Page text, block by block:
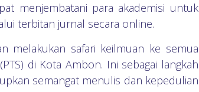
menjembatani para akademisi untuk
terbitan jurnal secara online.
melakukan safari keilmuan ke semua
di Kota Ambon. Ini sebagai langkah
semangat menulis dan kepedulian